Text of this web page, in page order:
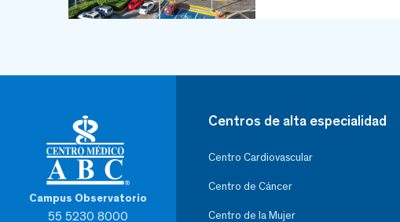
Campus Observatorio
55 5230 8000
Centros de alta especialidad
Centro Cardiovascular
Centro de Cáncer
Centro de la Mujer